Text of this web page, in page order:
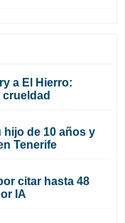
a El Hierro:
hijo de 10 años y
Tenerife
citar hasta 48
IA